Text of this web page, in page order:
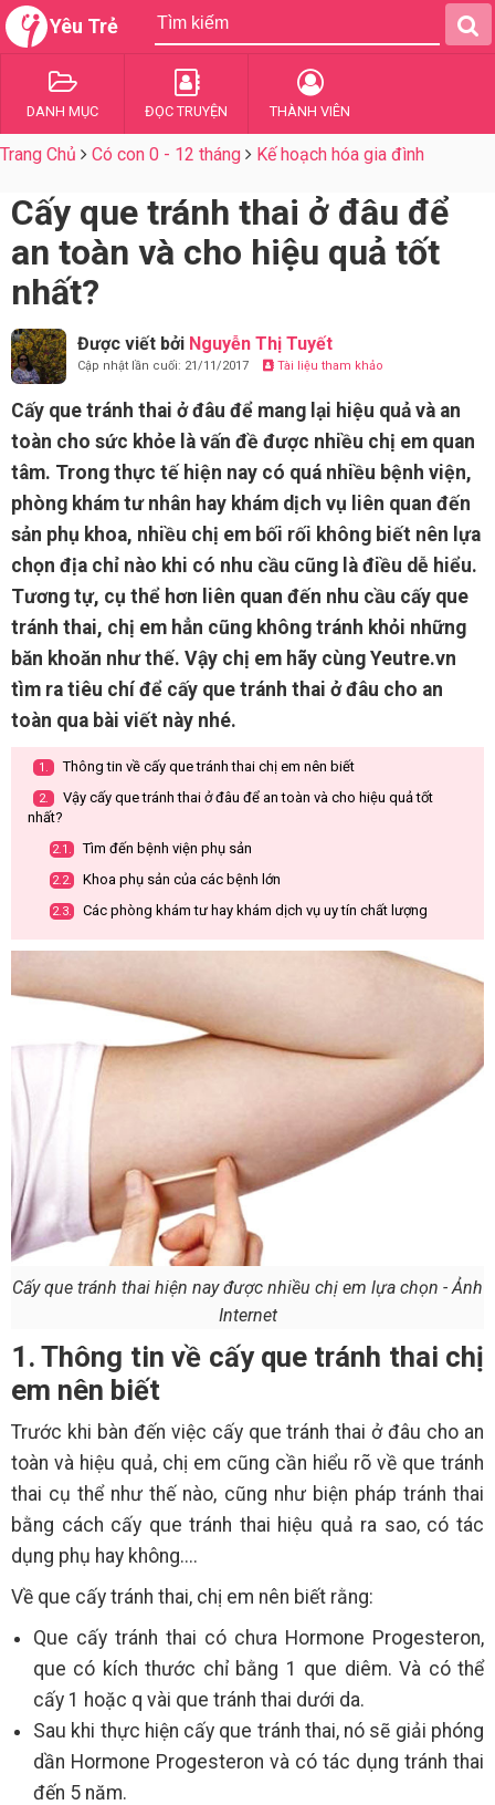
Yêu Trẻ
DANH MỤC ĐỌC TRUYỆN THÀNH VIÊN
Trang Chủ Có con 0 - 12 tháng Kế hoạch hóa gia đình
Cấy que tránh thai ở đâu để
an toàn và cho hiệu quả tốt
nhất?
Được viết bởi Nguyễn Thị Tuyết
Cập nhật lần cuối: 21/11/2017 Tài liệu tham khảo
Cấy que tránh thai ở đâu để mang lại hiệu quả và an
toàn cho sức khỏe là vấn đề được nhiều chị em quan
tâm. Trong thực tế hiện nay có quá nhiều bệnh viện,
phòng khám tư nhân hay khám dịch vụ liên quan đến
sản phụ khoa, nhiều chị em bối rối không biết nên lựa
chọn địa chỉ nào khi có nhu cầu cũng là điều dễ hiểu.
Tương tự, cụ thể hơn liên quan đến nhu cầu cấy que
tránh thai, chị em hẳn cũng không tránh khỏi những
băn khoăn như thế. Vậy chị em hãy cùng Yeutre.vn
tìm ra tiêu chí để cấy que tránh thai ở đâu cho an
toàn qua bài viết này nhé.
1. Thông tin về cấy que tránh thai chị em nên biết
2.
Vậy cấy que tránh thai ở đâu để an toàn và cho hiệu quả tốt
nhất?
2.1. Tìm đến bệnh viện phụ sản
2.2. Khoa phụ sản của các bệnh lớn
2.3. Các phòng khám tư hay khám dịch vụ uy tín chất lượng
Cấy que tránh thai hiện nay được nhiều chị em lựa chọn - Ảnh
Internet
1. Thông tin về cấy que tránh thai chị
em nên biết
Trước khi bàn đến việc cấy que tránh thai ở đâu cho an
toàn và hiệu quả, chị em cũng cần hiểu rõ về que tránh
thai cụ thể như thế nào, cũng như biện pháp tránh thai
bằng cách cấy que tránh thai hiệu quả ra sao, có tác
dụng phụ hay không....
Về que cấy tránh thai, chị em nên biết rằng:
Que cấy tránh thai có chưa Hormone Progesteron,
que có kích thước chỉ bằng 1 que diêm. Và có thể
cấy 1 hoặc q vài que tránh thai dưới da.
Sau khi thực hiện cấy que tránh thai, nó sẽ giải phóng
dần Hormone Progesteron và có tác dụng tránh thai
đến 5 năm.